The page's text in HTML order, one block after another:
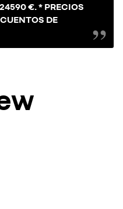
€. * PRECIOS
DE